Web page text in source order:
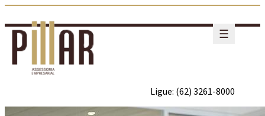
☰
Ligue: (62) 3261-8000